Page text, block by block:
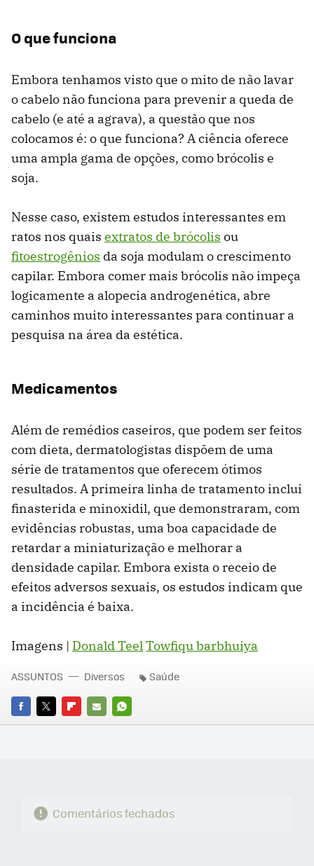
O que funciona
Embora tenhamos visto que o mito de não lavar
o cabelo não funciona para prevenir a queda de
cabelo (e até a agrava), a questão que nos
colocamos é: o que funciona? A ciência oferece
uma ampla gama de opções, como brócolis e
soja.
Nesse caso, existem estudos interessantes em
ratos nos quais extratos de brócolis ou
fitoestrogênios da soja modulam o crescimento
capilar. Embora comer mais brócolis não impeça
logicamente a alopecia androgenética, abre
caminhos muito interessantes para continuar a
pesquisa na área da estética.
Medicamentos
Além de remédios caseiros, que podem ser feitos
com dieta, dermatologistas dispõem de uma
série de tratamentos que oferecem ótimos
resultados. A primeira linha de tratamento inclui
finasterida e minoxidil, que demonstraram, com
evidências robustas, uma boa capacidade de
retardar a miniaturização e melhorar a
densidade capilar. Embora exista o receio de
efeitos adversos sexuais, os estudos indicam que
a incidência é baixa.
Imagens | Donald TeelTowfiqu barbhuiya
FACEBOOK
TWITTERFLIPBOARD
E-
WHATSAPP
ASSUNTOS Diversos Saúde
Comentários fechados